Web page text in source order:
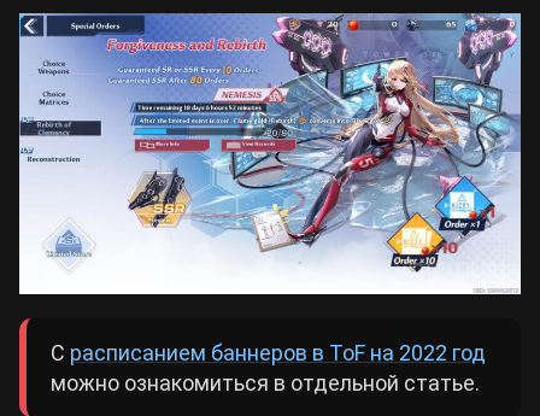
С расписанием баннеров в ToF на 2022 год
можно ознакомиться в отдельной статье.